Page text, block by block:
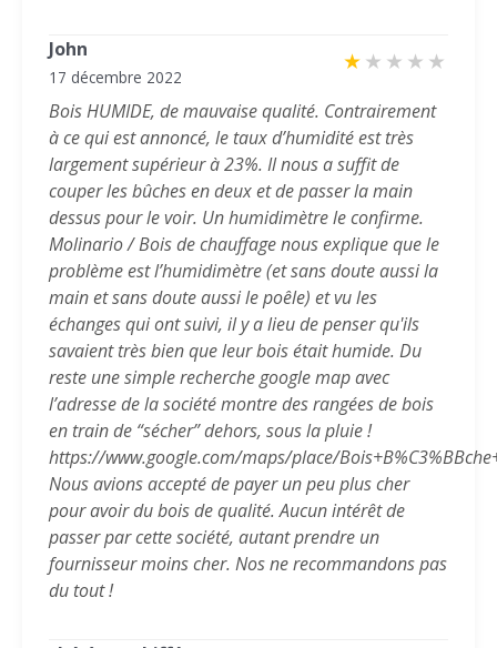
John ★★ ★ ★ ★
17 décembre 2022
Bois HUMIDE, de mauvaise qualité. Contrairement
à ce qui est annoncé, le taux d’humidité est très
largement supérieur à 23%. Il nous a suffit de
couper les bûches en deux et de passer la main
dessus pour le voir. Un humidimètre le confirme.
Molinario / Bois de chauffage nous explique que le
problème est l’humidimètre (et sans doute aussi la
main et sans doute aussi le poêle) et vu les
échanges qui ont suivi, il y a lieu de penser qu'ils
savaient très bien que leur bois était humide. Du
reste une simple recherche google map avec
l’adresse de la société montre des rangées de bois
en train de “sécher” dehors, sous la pluie !
https://www.google.com/maps/place/
Nous avions accepté de payer un peu plus cher
pour avoir du bois de qualité. Aucun intérêt de
passer par cette société, autant prendre un
fournisseur moins cher. Nos ne recommandons pas
du tout !